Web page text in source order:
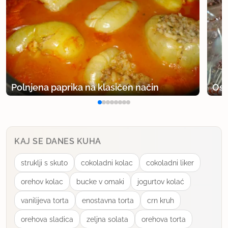
Polnjena paprika na klasičen način
KAJ SE DANES KUHA
struklji s skuto cokoladni kolac cokoladni liker
orehov kolac bucke v omaki jogurtov kolać
vanilijeva torta enostavna torta crn kruh
orehova sladica zeljna solata orehova torta